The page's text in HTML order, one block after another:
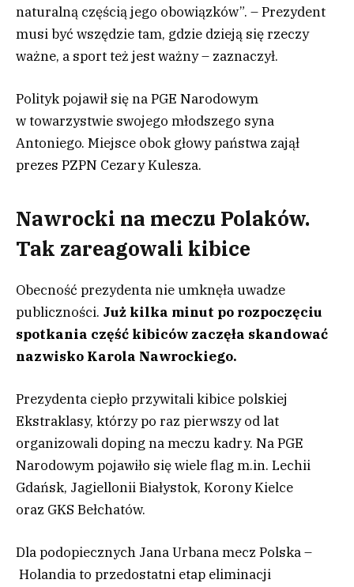
naturalną częścią jego obowiązków”. – Prezydent
musi być wszędzie tam, gdzie dzieją się rzeczy
ważne, a sport też jest ważny – zaznaczył.
Polityk pojawił się na PGE Narodowym
w towarzystwie swojego młodszego syna
Antoniego. Miejsce obok głowy państwa zajął
prezes PZPN Cezary Kulesza.
Nawrocki na meczu Polaków.
Tak zareagowali kibice
Obecność prezydenta nie umknęła uwadze
publiczności. Już kilka minut po rozpoczęciu
spotkania część kibiców zaczęła skandować
nazwisko Karola Nawrockiego.
Prezydenta ciepło przywitali kibice polskiej
Ekstraklasy, którzy po raz pierwszy od lat
organizowali doping na meczu kadry. Na PGE
Narodowym pojawiło się wiele flag m.in. Lechii
Gdańsk, Jagiellonii Białystok, Korony Kielce
oraz GKS Bełchatów.
Dla podopiecznych Jana Urbana mecz Polska –
Holandia to przedostatni etap eliminacji